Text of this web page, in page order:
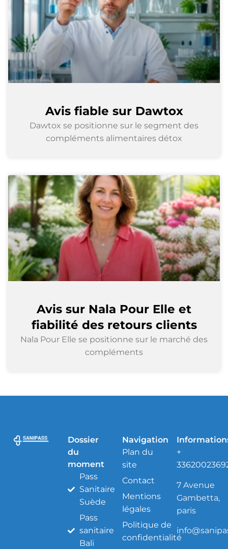
Avis fiable sur Dawtox
Dawtox se positionne sur le segment des
compléments alimentaires détox
Avis sur Nala Pour Elle et
fiabilité des retours clients
Nala Pour Elle se positionne sur le marché des
compléments
Dossier
du
moment
Pass
Sanitaire
Suède
Pass
sanitaire
Bali
Navigation
Plan du
site
Contact
Mentions
légales
Politique de
confidentialité
+
7 Avenue
Gambetta,
paris